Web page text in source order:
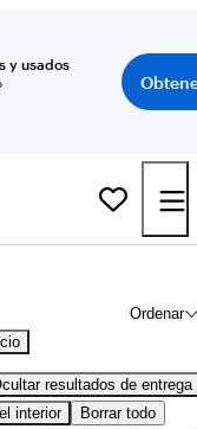
y usados
Ordenar
resultados de entrega
interior Borrar todo